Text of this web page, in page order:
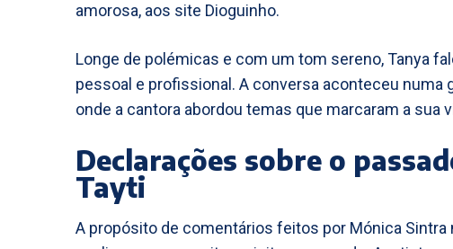
amorosa, aos site Dioguinho.
Longe de polémicas e com um tom sereno, Tanya
pessoal e profissional. A conversa aconteceu numa
onde a cantora abordou temas que marcaram a sua
Declarações sobre o
Tayti
A propósito de comentários feitos por Mónica Sintra